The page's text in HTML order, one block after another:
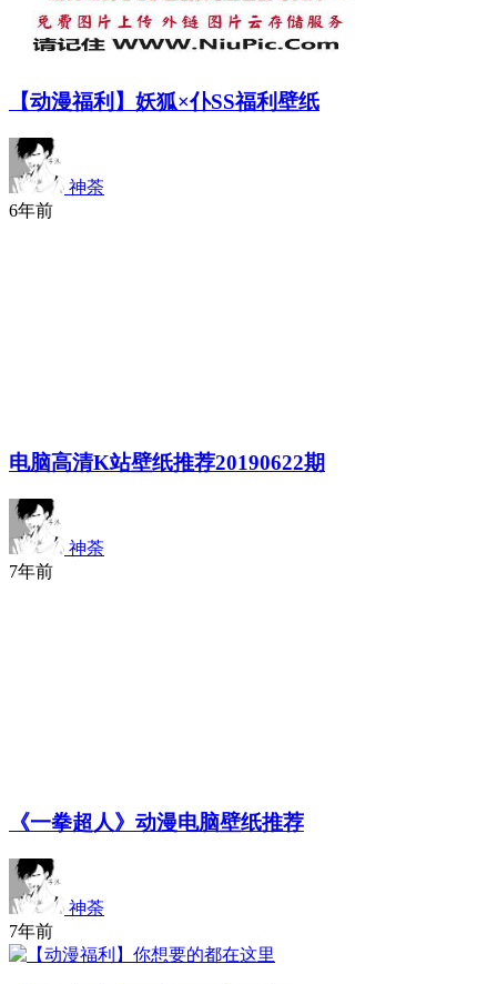
【动漫福利】妖狐×仆SS福利壁纸
神荼
6年前
电脑高清K站壁纸推荐20190622期
神荼
7年前
《一拳超人》动漫电脑壁纸推荐
神荼
7年前